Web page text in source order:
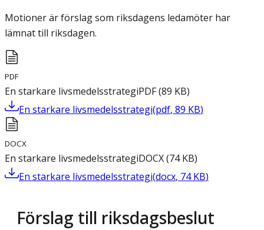
Motioner är förslag som riksdagens ledamöter har
lämnat till riksdagen.
PDF
En starkare livsmedelsstrategiPDF(89 KB)
En starkare livsmedelsstrategi(pdf, 89 KB)
DOCX
En starkare livsmedelsstrategiDOCX(74 KB)
En starkare livsmedelsstrategi(docx, 74 KB)
Förslag till riksdagsbeslut